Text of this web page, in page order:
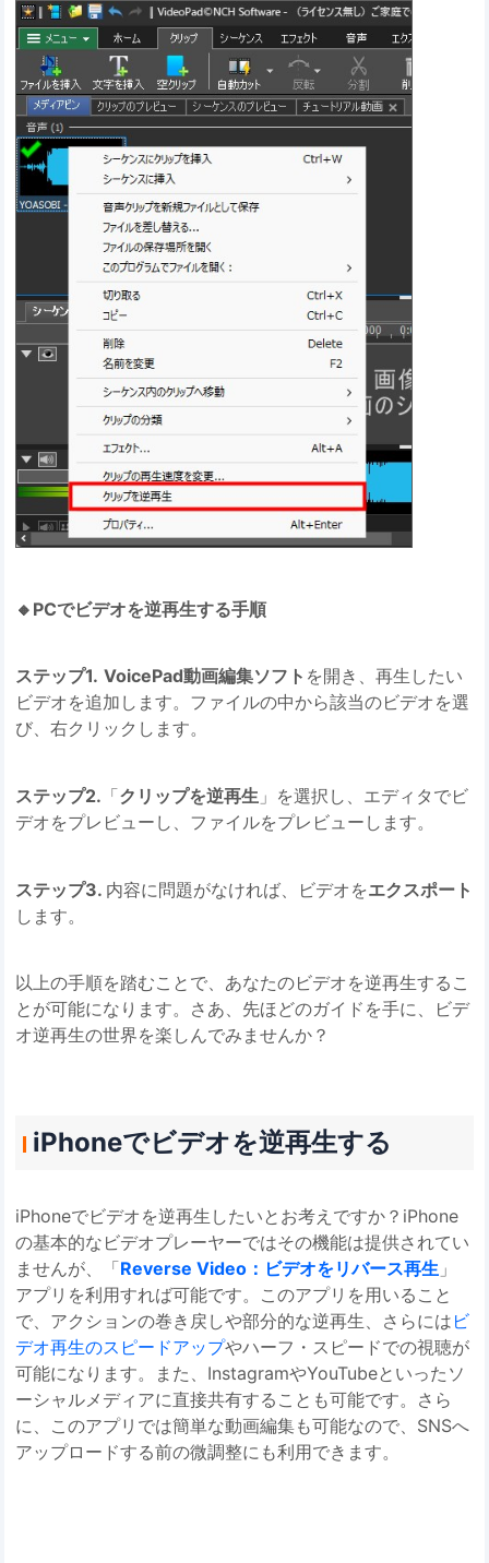
🔸PCでビデオを逆再生する手順
ステップ1. VoicePad動画編集ソフト を開き、再生したい
ビデオを追加します。ファイルの中から該当のビデオを選
び、右クリックします。
ステップ2. 「クリップを逆再生 」を選択し、エディタでビ
デオをプレビューし、ファイルをプレビューします。
ステップ3. 内容に問題がなければ、ビデオをエクスポート
します。
以上の手順を踏むことで、あなたのビデオを逆再生するこ
とが可能になります。さあ、先ほどのガイドを手に、ビデ
オ逆再生の世界を楽しんでみませんか？
iPhoneでビデオを逆再生する
iPhoneでビデオを逆再生したいとお考えですか？iPhone
の基本的なビデオプレーヤーではその機能は提供されてい
ませんが、「Reverse Video：ビデオをリバース再生 」
アプリを利用すれば可能です。このアプリを用いること
で、アクションの巻き戻しや部分的な逆再生、さらには ビ
デオ再生のスピードアップやハーフ・スピードでの視聴が
可能になります。また、InstagramやYouTubeといったソ
ーシャルメディアに直接共有することも可能です。さら
に、このアプリでは簡単な動画編集も可能なので、SNSへ
アップロードする前の微調整にも利用できます。